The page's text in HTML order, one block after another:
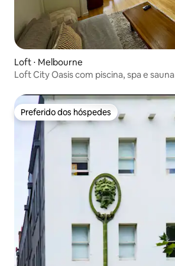
Loft ⋅ Melbourne
Loft City Oasis com piscina, spa e sauna
Preferido dos hóspedes
Preferido dos hóspedes